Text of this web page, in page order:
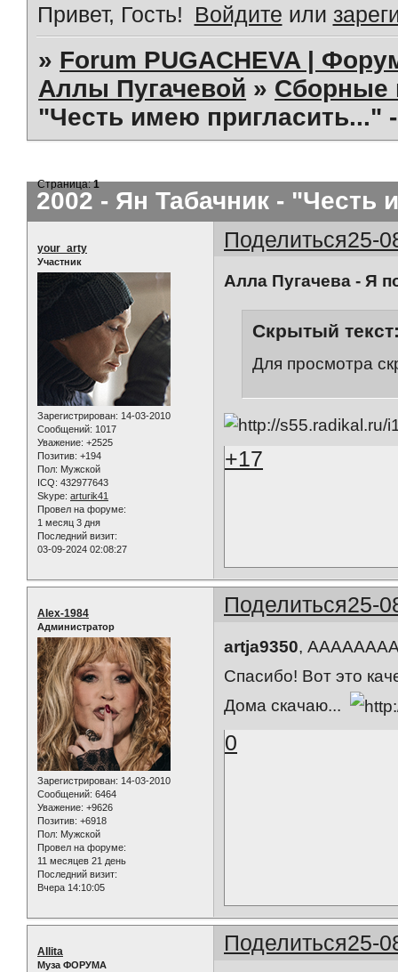
Привет, Гость! Войдите или
» Forum PUGACHEVA |
Аллы Пугачевой » Сборные
"Честь имею пригласить..."
2002 - Ян Табачник -
Страница:1
Поделиться25-
your_arty
Участник
Зарегистрирован: 14-03-2010
Сообщений: 1017
Уважение: +2525
Позитив: +194
Пол: Мужской
ICQ: 432977643
Skype: arturik41
Провел на форуме:
1 месяц 3 дня
Последний визит:
03-09-2024 02:08:27
Алла Пугачева - Я
Скрытый
Для просмотра
+17
Поделиться25-
Alex-1984
Администратор
Зарегистрирован: 14-03-2010
Сообщений: 6464
Уважение: +9626
Позитив: +6918
Пол: Мужской
Провел на форуме:
11 месяцев 21 день
Последний визит:
Вчера 14:10:05
artja9350,
Спасибо! Вот это
Дома скачаю...
0
Поделиться25-
Allita
Муза ФОРУМА